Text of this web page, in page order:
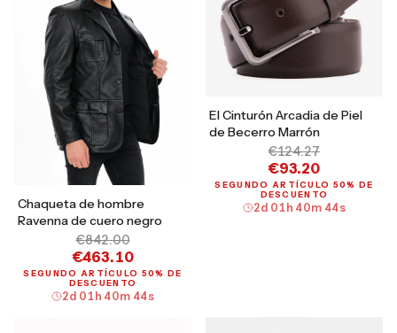
Chaqueta de hombre
Ravenna de cuero negro
€842.00
€463.10
SEGUNDO ARTÍCULO 50% DE
DESCUENTO
2d 01 h 40m 43s
El Cinturón Arcadia de Piel
de Becerro Marrón
€124.27
€93.20
SEGUNDO ARTÍCULO 50% DE
DESCUENTO
2d 01 h 40m 43s